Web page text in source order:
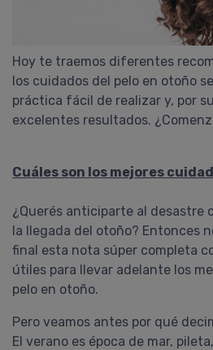
Hoy te traemos diferentes
los cuidados del pelo en otoño
práctica fácil de realizar y, por
excelentes resultados.
Cuáles son los mejores
¿Querés anticiparte al desastre
la llegada del otoño? Entonces
final esta nota súper completa
útiles para llevar adelante los
pelo en otoño.
Pero veamos antes por qué
El verano es época de mar,